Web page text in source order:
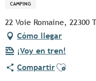
CAMPING
22 Voie Romaine, 22300
Cómo llegar
¡Voy en tren!
CompartirAjouter